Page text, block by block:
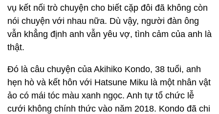
vụ kết nối trò chuyện cho biết cặp đôi đã không còn
nói chuyện với nhau nữa. Dù vậy, người đàn ông
vẫn khẳng định anh vẫn yêu vợ, tình cảm của anh là
thật.
Đó là câu chuyện của Akihiko Kondo, 38 tuổi, anh
hẹn hò và kết hôn với Hatsune Miku là một nhân vật
ảo có mái tóc màu xanh ngọc. Anh tự tổ chức lễ
cưới không chính thức vào năm 2018. Kondo đã chi